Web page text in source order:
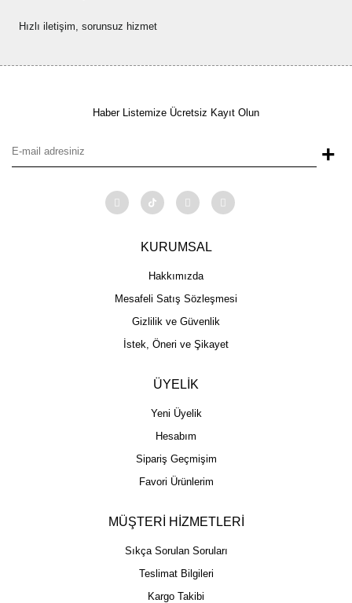
Hızlı iletişim, sorunsuz hizmet
Haber Listemize Ücretsiz Kayıt Olun
+
KURUMSAL
Hakkımızda
Mesafeli Satış Sözleşmesi
Gizlilik ve Güvenlik
İstek, Öneri ve Şikayet
ÜYELİK
Yeni Üyelik
Hesabım
Sipariş Geçmişim
Favori Ürünlerim
MÜŞTERİ HİZMETLERİ
Sıkça Sorulan Soruları
Teslimat Bilgileri
Kargo Takibi